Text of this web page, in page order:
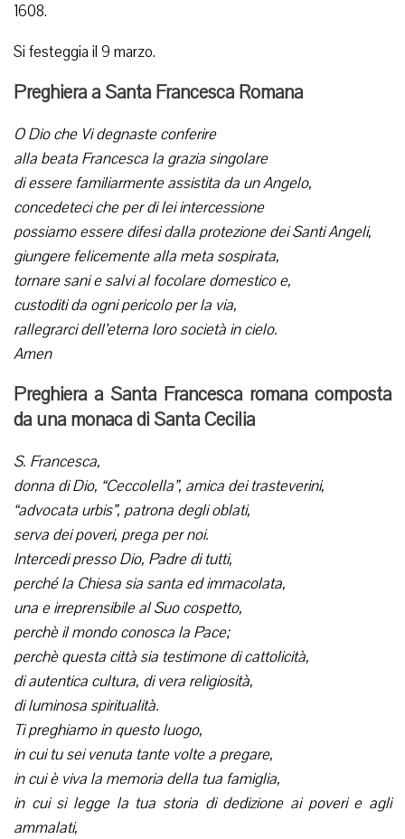
1608.
Si festeggia il 9 marzo.
Preghiera a Santa Francesca Romana
O Dio che Vi degnaste conferire
alla beata Francesca la grazia singolare
di essere familiarmente assistita da un Angelo,
concedeteci che per di lei intercessione
possiamo essere difesi dalla protezione dei Santi Angeli,
giungere felicemente alla meta sospirata,
tornare sani e salvi al focolare domestico e,
custoditi da ogni pericolo per la via,
rallegrarci dell’eterna loro società in cielo.
Amen
Preghiera a Santa Francesca romana composta
da una monaca di Santa Cecilia
S. Francesca,
donna di Dio, “Ceccolella”, amica dei trasteverini,
“advocata urbis”, patrona degli oblati,
serva dei poveri, prega per noi.
Intercedi presso Dio, Padre di tutti,
perché la Chiesa sia santa ed immacolata,
una e irreprensibile al Suo cospetto,
perchè il mondo conosca la Pace;
perchè questa città sia testimone di cattolicità,
di autentica cultura, di vera religiosità,
di luminosa spiritualità.
Ti preghiamo in questo luogo,
in cui tu sei venuta tante volte a pregare,
in cui è viva la memoria della tua famiglia,
in cui si legge la tua storia di dedizione ai poveri e agli
ammalati,